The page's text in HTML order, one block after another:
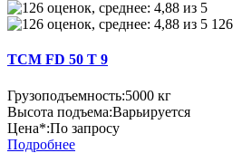
126
TCM FD 50 T 9
Грузоподъемность:5000 кг
Высота подъема:Варьируется
Цена*:По запросу
Подробнее